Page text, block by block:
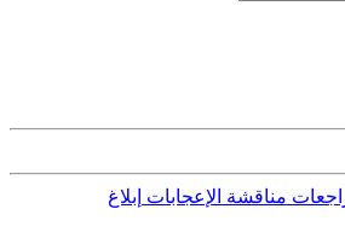
مناقشة الإعجابات إبلاغ